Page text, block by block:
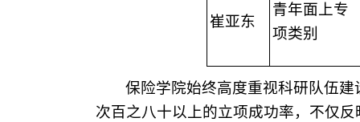
崔亚东
青年面上专
项类别
保险学院始终高度重视科研队伍
次百之八十以上的立项成功率，不仅